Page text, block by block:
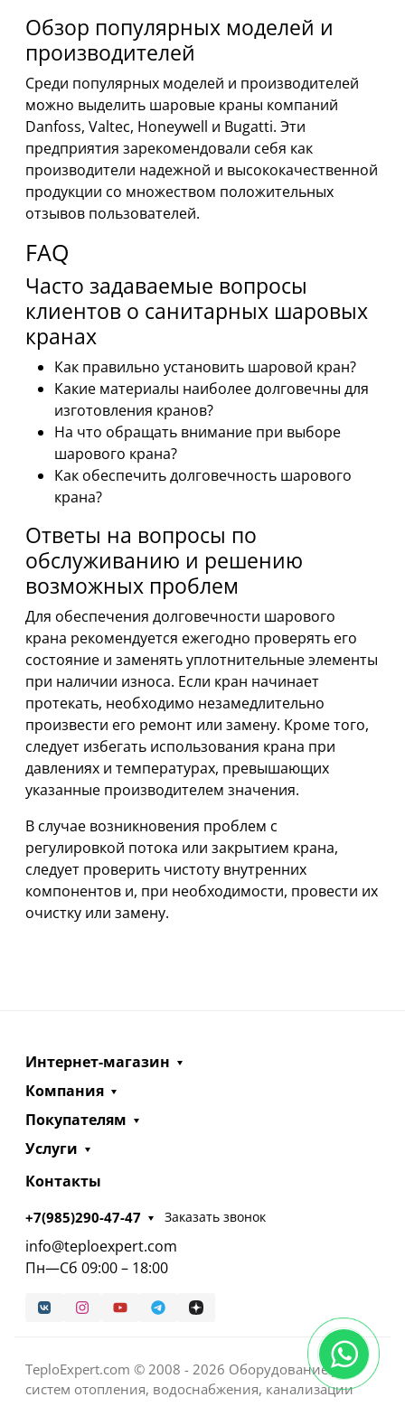
Обзор популярных моделей и
производителей
Среди популярных моделей и производителей
можно выделить шаровые краны компаний
Danfoss, Valtec, Honeywell и Bugatti. Эти
предприятия зарекомендовали себя как
производители надежной и высококачественной
продукции со множеством положительных
отзывов пользователей.
FAQ
Часто задаваемые вопросы
клиентов о санитарных шаровых
кранах
Как правильно установить шаровой кран?
Какие материалы наиболее долговечны для
изготовления кранов?
На что обращать внимание при выборе
шарового крана?
Как обеспечить долговечность шарового
крана?
Ответы на вопросы по
обслуживанию и решению
возможных проблем
Для обеспечения долговечности шарового
крана рекомендуется ежегодно проверять его
состояние и заменять уплотнительные элементы
при наличии износа. Если кран начинает
протекать, необходимо незамедлительно
произвести его ремонт или замену. Кроме того,
следует избегать использования крана при
давлениях и температурах, превышающих
указанные производителем значения.
В случае возникновения проблем с
регулировкой потока или закрытием крана,
следует проверить чистоту внутренних
компонентов и, при необходимости, провести их
очистку или замену.
Интернет-магазин
Компания
Покупателям
Услуги
Контакты
+7(985)290-47-47 Заказать звонок
info@teploexpert.com
Пн—Сб 09:00 – 18:00
TeploExpert.com © 2008 - 2026 Оборудование для
систем отопления, водоснабжения, канализации